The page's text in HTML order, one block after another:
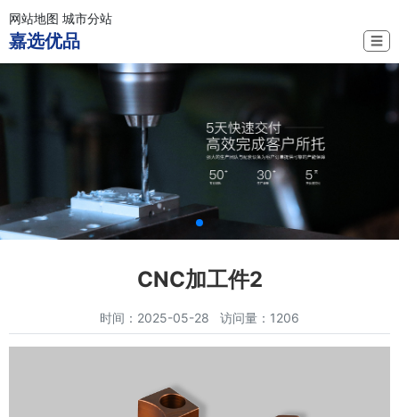
网站地图 城市分站
嘉选优品 ☰
CNC加工件2
时间：2025-05-28 访问量：1206